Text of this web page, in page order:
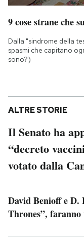
9 cose strane che
Dalla "sindrome della
spasmi che capitano
sono?)
ALTRE STORIE
Il Senato ha
“decreto
votato dalla
David Benioff e D.
Thrones”,